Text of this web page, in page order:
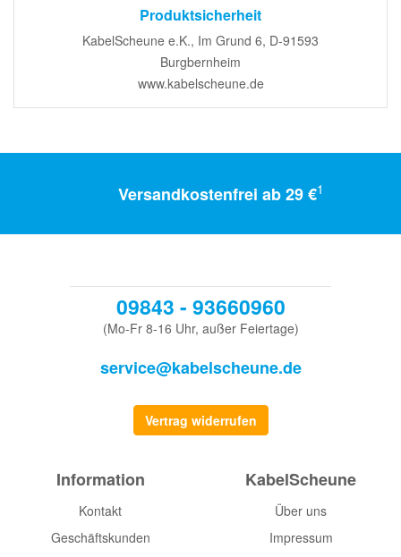
Produktsicherheit
KabelScheune e.K., Im Grund 6, D-91593
Burgbernheim
www.kabelscheune.de
Versandkostenfrei ab 29 €1
09843 - 93660960
(Mo-Fr 8-16 Uhr, außer Feiertage)
service@kabelscheune.de
Vertrag widerrufen
Information
Kontakt
Geschäftskunden
KabelScheune
Über uns
Impressum